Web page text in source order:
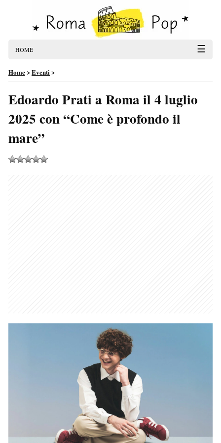
HOME ☰
Home>Eventi>
Edoardo Prati a Roma il 4 luglio
2025 con “Come è profondo il
mare”